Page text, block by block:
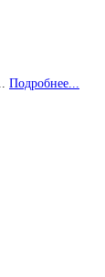
Подробнее...